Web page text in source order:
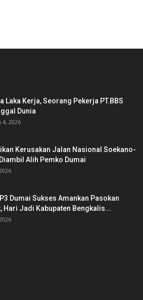
Laka Kerja, Seorang Pekerja PT.BBS
Dunia
4, 2026
Kerusakan Jalan Nasional Soekano-
Alih Pemko Dumai
Dumai Sukses Amankan Pasokan
Hari Jadi Kabupaten Bengkalis...